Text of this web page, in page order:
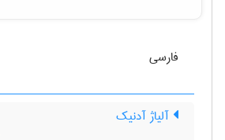
فارسی
آلیاژ آدنیک